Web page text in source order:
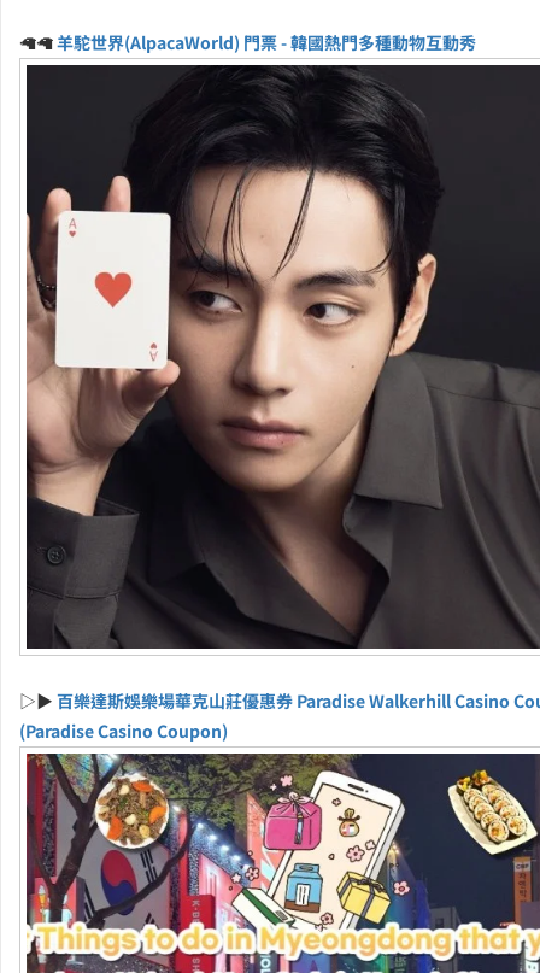
🦙🦙羊駝世界(AlpacaWorld) 門票 - 韓國熱門多種動物互動秀
▷▶ 百樂達斯娛樂場華克山莊優惠券 Paradise Walkerhill Casino
(Paradise Casino Coupon)